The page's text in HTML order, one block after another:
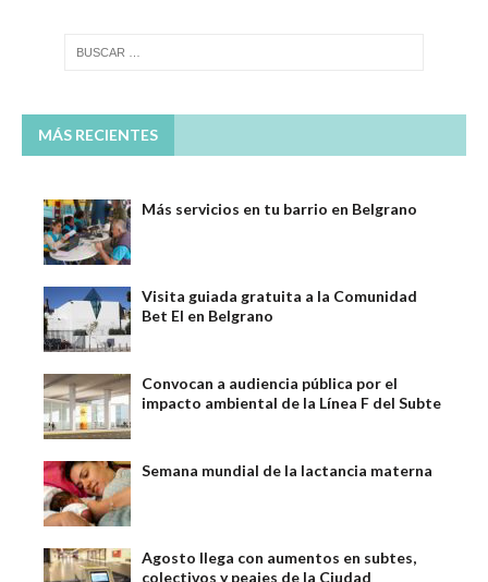
MÁS RECIENTES
Más servicios en tu barrio en Belgrano
Visita guiada gratuita a la Comunidad
Bet El en Belgrano
Convocan a audiencia pública por el
impacto ambiental de la Línea F del Subte
Semana mundial de la lactancia materna
Agosto llega con aumentos en subtes,
colectivos y peajes de la Ciudad